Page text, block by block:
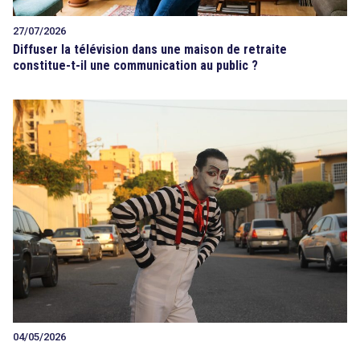
27/07/2026
Diffuser la télévision dans une maison de retraite
constitue-t-il une communication au public ?
04/05/2026